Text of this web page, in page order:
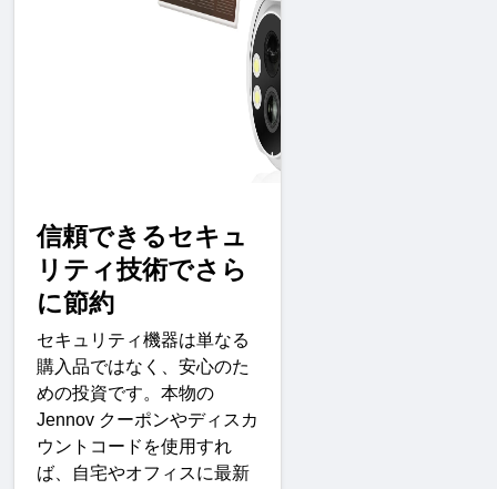
信頼できるセキュ
リティ技術でさら
に節約
セキュリティ機器は単なる
購入品ではなく、安心のた
めの投資です。本物の
Jennov クーポンやディスカ
ウントコードを使用すれ
ば、自宅やオフィスに最新